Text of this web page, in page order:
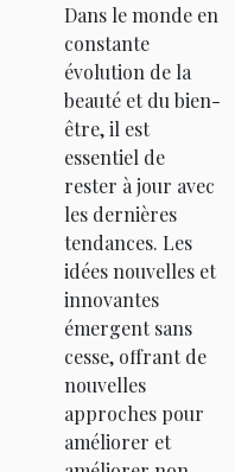
et de bien-
être
Dans le monde en
constante
évolution de la
beauté et du bien-
être, il est
essentiel de
rester à jour avec
les dernières
tendances. Les
idées nouvelles et
innovantes
émergent sans
cesse, offrant de
nouvelles
approches pour
améliorer et